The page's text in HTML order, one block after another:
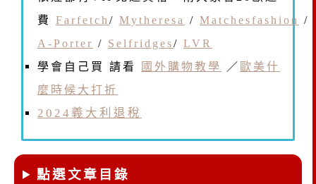
費 Farfetch / Mytheresa / Matchesfashion /
A-Porter / Selfridges/ LVR
學會自己買 請看
國外購物教學 ／ 歐美什
麼時候大打折
2024義大利退稅
點選文章目錄